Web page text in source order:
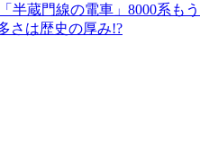
半蔵門線の電車」8000系もう
さは歴史の厚み!?